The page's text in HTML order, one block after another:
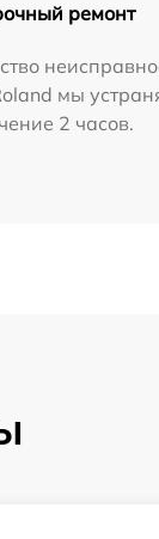
ремонт
мы
2 часов.